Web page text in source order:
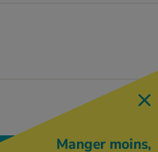
Manger moins,